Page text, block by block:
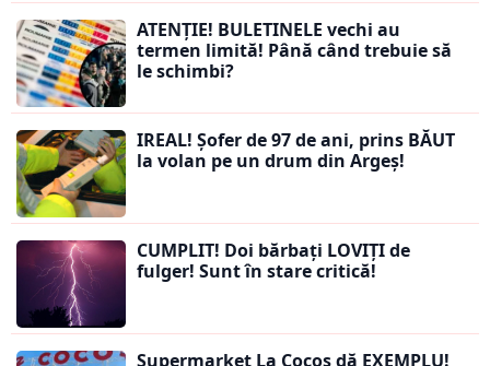
ATENȚIE! BULETINELE vechi au
termen limită! Până când trebuie să
le schimbi?
IREAL! Șofer de 97 de ani, prins BĂUT
la volan pe un drum din Argeș!
CUMPLIT! Doi bărbați LOVIȚI de
fulger! Sunt în stare critică!
Supermarket La Cocoș dă EXEMPLU!